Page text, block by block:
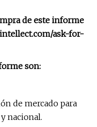
de este informe
ask-for-
son:
de mercado para
nacional.